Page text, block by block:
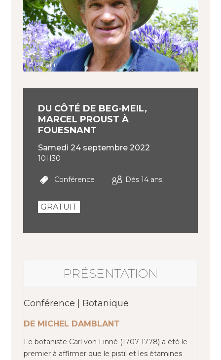
© P Garin
DU CÔTÉ DE BEG-MEIL,
MARCEL PROUST À
FOUESNANT
samedi 24 septembre 2022
10H30
Conférence Dès 14 ans
GRATUIT
PRÉSENTATION
Conférence | Botanique
DE MICHEL DAMBLANT
Le botaniste Carl von Linné (1707-1778) a été le
premier à affirmer que le pistil et les étamines